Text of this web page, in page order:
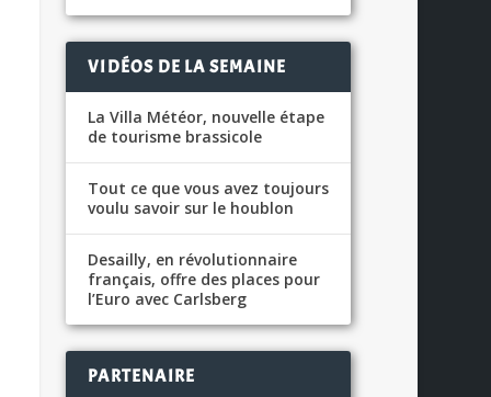
VIDÉOS DE LA SEMAINE
La Villa Météor, nouvelle étape
de tourisme brassicole
Tout ce que vous avez toujours
voulu savoir sur le houblon
Desailly, en révolutionnaire
français, offre des places pour
l’Euro avec Carlsberg
PARTENAIRE